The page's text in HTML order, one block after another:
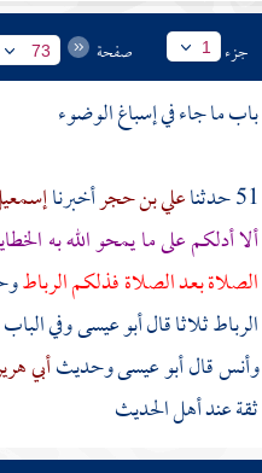
جزء 1 صفحة 73
باب ما جاء في إسباغ الوضوء
51 حدثنا
علي بن حجرأخبرنا
ألا أدلكم على ما يمحو الله به
الصلاة بعد الصلاة فذلكم الرباط
الرباط ثلاثا قال أبو عيسى وفي
وأنس قال أبو عيسى وحديثأبي
ثقة عند أهل الحديث